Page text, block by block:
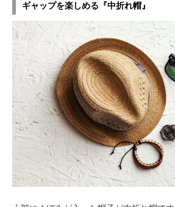
ギャップを楽しめる『中折れ帽』